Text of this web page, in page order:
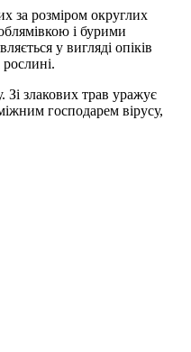
за розміром округлих
і бурими
у вигляді опіків
Зі злакових трав уражує
господарем вірусу,